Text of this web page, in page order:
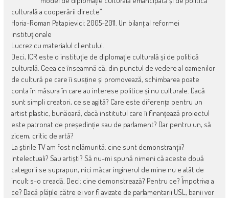
culturală a cooperării directe”
Horia-Roman Patapievici: 2005-2011. Un bilanț al reformei
instituționale
Lucrez cu materialul clientului.
Deci, ICR este o instituție de diplomație culturală și de politică
culturală. Ceea ce înseamnă că, din punctul de vedere al oamenilor
de cultură pe care îi susține și promovează, schimbarea poate
conta în măsura în care au interese politice și nu culturale. Dacă
sunt simpli creatori, ce se agită? Care este diferența pentru un
artist plastic, bunăoară, dacă institutul care îi finanțează proiectul
este patronat de președinție sau de parlament? Dar pentru un, să
zicem, critic de artă?
La știrile TV am fost nelămurită: cine sunt demonstranții?
Intelectuali? Sau artiști? Să nu-mi spună nimeni că aceste două
categorii se suprapun, nici măcar inginerul de mine nu e atât de
incult s-o creadă. Deci: cine demonstrează? Pentru ce? Împotriva a
ce? Dacă plățile către ei vor fi avizate de parlamentarii USL, banii vor